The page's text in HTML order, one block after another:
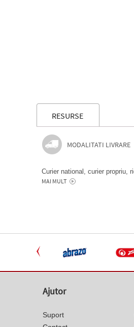
RESURSE
MODALITATI LIVRARE
Curier national, curier propriu,
MAI MULT
Ajutor
Suport